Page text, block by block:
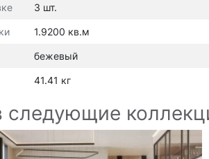
3 шт.
1.9200 кв.м
бежевый
41.41 кг
следующие